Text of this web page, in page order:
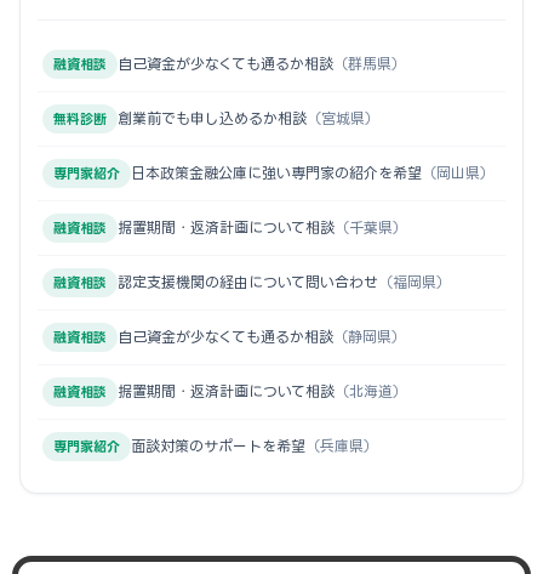
融資相談 自己資金が少なくても通るか相談 （群馬県）
無料診断 創業前でも申し込めるか相談 （宮城県）
専門家紹介 日本政策金融公庫に強い専門家の紹介を希望 （岡山県）
融資相談 据置期間・返済計画について相談 （千葉県）
融資相談 認定支援機関の経由について問い合わせ （福岡県）
融資相談 自己資金が少なくても通るか相談 （静岡県）
融資相談 据置期間・返済計画について相談 （北海道）
専門家紹介 面談対策のサポートを希望 （兵庫県）